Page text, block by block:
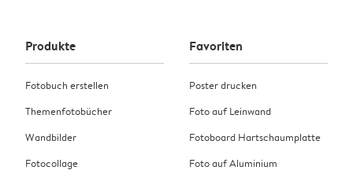
Produkte
Fotobuch erstellen
Themenfotobücher
Wandbilder
Fotocollage
Favoriten
Poster drucken
Foto auf Leinwand
Fotoboard Hartschaumplatte
Foto auf Aluminium